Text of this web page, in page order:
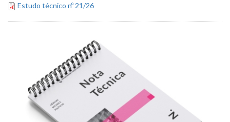
Estudo técnico nº 21/26